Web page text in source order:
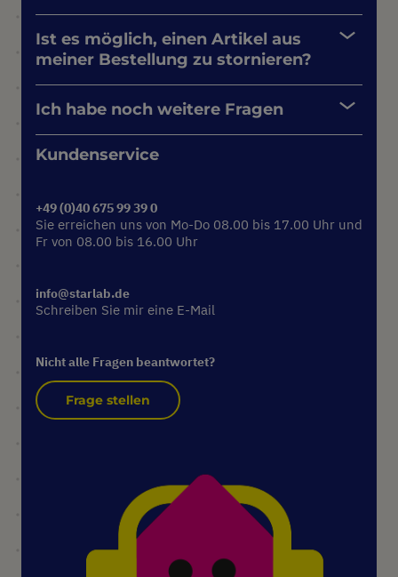
Ist es möglich, einen Artikel aus
meiner Bestellung zu stornieren?
Ich habe noch weitere Fragen
Kundenservice
+49 (0)40 675 99 39 0
Sie erreichen uns von Mo-Do 08.00 bis 17.00 Uhr und
Fr von 08.00 bis 16.00 Uhr
info@starlab.de
Schreiben Sie mir eine E-Mail
Nicht alle Fragen beantwortet?
Frage stellen